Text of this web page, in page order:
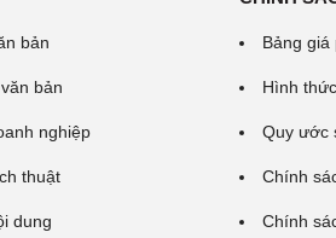
bản
bản
nghiệp
thuật
dung
Bảng giá
Hình
Quy ước
Chính
Chính